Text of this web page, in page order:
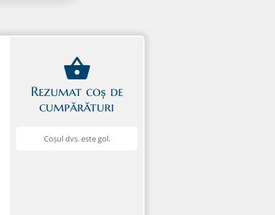
Rezumat coș de
cumpărături
Coșul dvs. este gol.